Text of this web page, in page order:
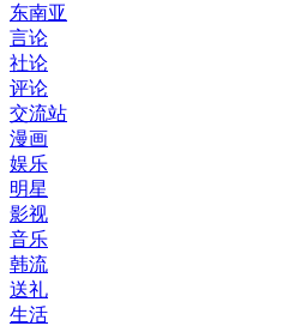
东南亚
言论
社论
评论
交流站
漫画
娱乐
明星
影视
音乐
韩流
送礼
生活